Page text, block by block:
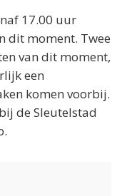
17.00 uur
dit moment. Twee
van dit moment,
een
komen voorbij.
de Sleutelstad